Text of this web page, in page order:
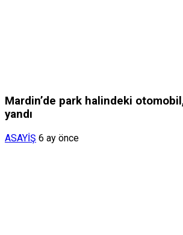
Mardin’de park halindeki
yandı
ASAYİŞ 6 ay önce